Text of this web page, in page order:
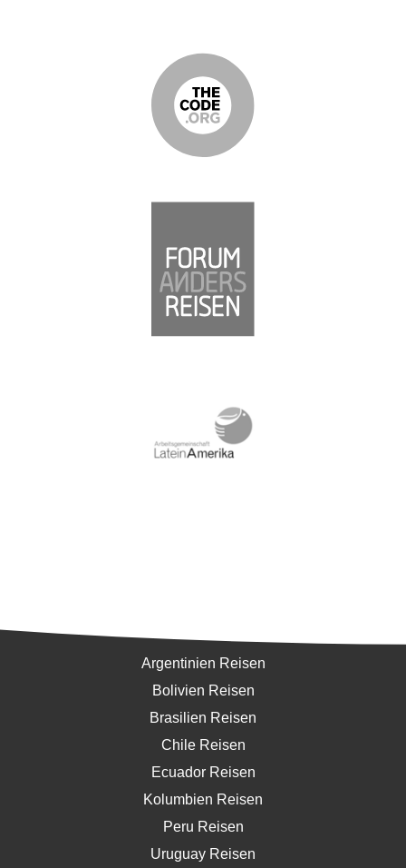
Argentinien Reisen
Bolivien Reisen
Brasilien Reisen
Chile Reisen
Ecuador Reisen
Kolumbien Reisen
Peru Reisen
Uruguay Reisen